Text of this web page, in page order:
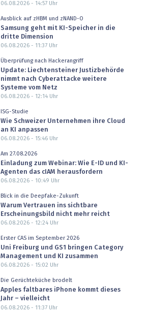
06.08.2026 - 14:57Uhr
Ausblick auf zHBM und zNAND-O
Samsung geht mit KI-Speicher in die
dritte Dimension
06.08.2026 - 11:37Uhr
Überprüfung nach Hackerangriff
Update: Liechtensteiner Justizbehörde
nimmt nach Cyberattacke weitere
Systeme vom Netz
06.08.2026 - 12:14Uhr
ISG-Studie
Wie Schweizer Unternehmen ihre Cloud
an KI anpassen
06.08.2026 - 15:46Uhr
Am 27.08.2026
Einladung zum Webinar: Wie E-ID und KI-
Agenten das cIAM herausfordern
06.08.2026 - 10:49 Uhr
Blick in die Deepfake-Zukunft
Warum Vertrauen ins sichtbare
Erscheinungsbild nicht mehr reicht
06.08.2026 - 12:24Uhr
Erster CAS im September 2026
Uni Freiburg und GS1 bringen Category
Management und KI zusammen
06.08.2026 - 15:02 Uhr
Die Gerüchteküche brodelt
Apples faltbares iPhone kommt dieses
Jahr – vielleicht
06.08.2026 - 11:37Uhr